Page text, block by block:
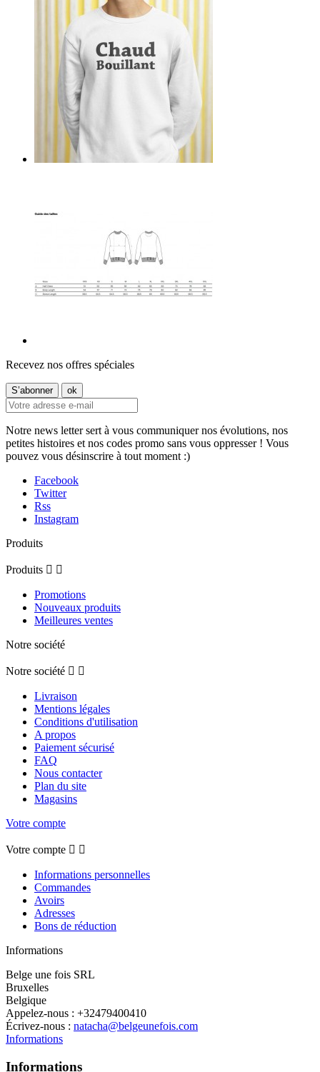
Recevez nos offres spéciales
Notre news letter sert à vous communiquer nos évolutions, nos
petites histoires et nos codes promo sans vous oppresser ! Vous
pouvez vous désinscrire à tout moment :)
Facebook
Twitter
Rss
Instagram
Produits
Produits  
Promotions
Nouveaux produits
Meilleures ventes
Notre société
Notre société  
Livraison
Mentions légales
Conditions d'utilisation
A propos
Paiement sécurisé
FAQ
Nous contacter
Plan du site
Magasins
Votre compte
Votre compte  
Informations personnelles
Commandes
Avoirs
Adresses
Bons de réduction
Informations
Belge une fois SRL
Bruxelles
Belgique
Appelez-nous : +32479400410
Écrivez-nous : natacha@belgeunefois.com
Informations
Informations